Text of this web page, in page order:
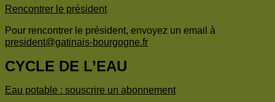
Rencontrer le président
Pour rencontrer le président, envoyez un email à
president@gatinais-bourgogne.fr
CYCLE DE L’EAU
Eau potable : souscrire un abonnement